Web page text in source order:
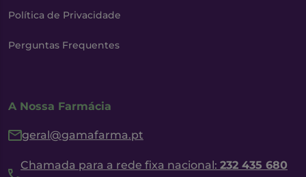
Política de Privacidade
Perguntas Frequentes
A Nossa Farmácia
geral@gamafarma.pt
Chamada para a rede fixa nacional: 232 435 680